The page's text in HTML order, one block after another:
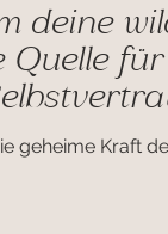
deine
Quelle
geheime Kraft